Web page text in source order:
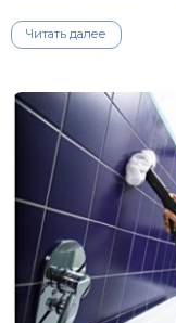
Читать далее